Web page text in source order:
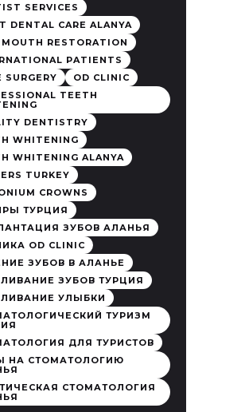
SERVICES
DENTAL CARE ALANYA
MOUTH RESTORATION
PATIENTS
SURGERY
OD CLINIC
TEETH
DENTISTRY
WHITENING
WHITENING ALANYA
TURKEY
CROWNS
ТУРЦИЯ
ЗУБОВ АЛАНЬЯ
OD CLINIC
ЗУБОВ В АЛАНЬЕ
ЗУБОВ ТУРЦИЯ
УЛЫБКИ
ТУРИЗМ
ДЛЯ ТУРИСТОВ
НА СТОМАТОЛОГИЮ
СТОМАТОЛОГИЯ